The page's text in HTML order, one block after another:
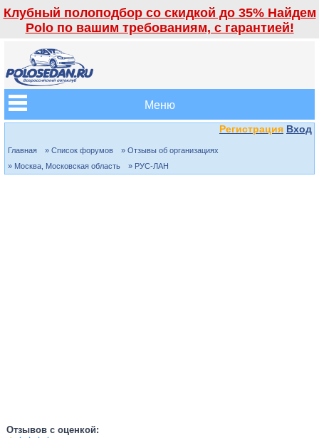
Клубный полоподбор со скидкой до 35% Найдем
Polo по вашим требованиям, с гарантией!
Меню
Регистрация Вход
Главная » Список форумов
» Отзывы об организациях
» Москва, Московская область
» РУС-ЛАН
Отзывов с оценкой: